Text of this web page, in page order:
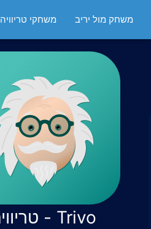
משחק מול יריב משחקי טריוויה
Trivo - טריוויה